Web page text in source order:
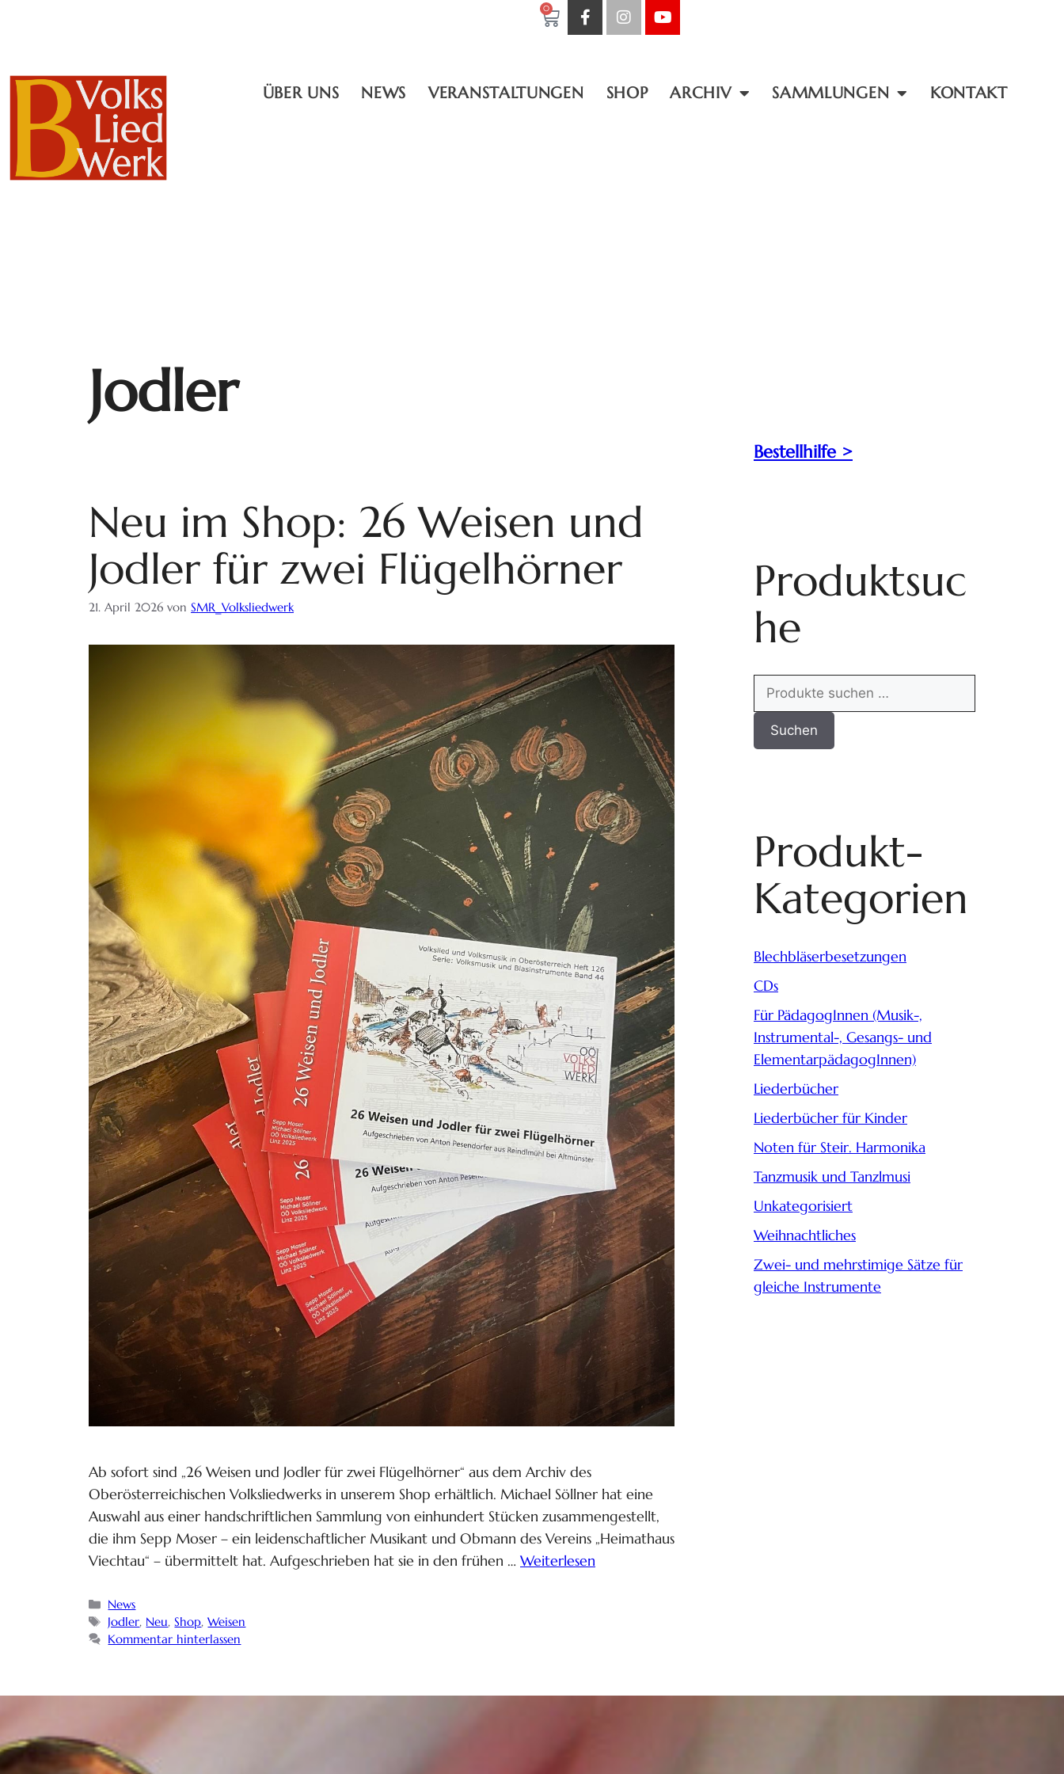
0
ÜBER UNS NEWS VERANSTALTUNGEN SHOP ARCHIV SAMMLUNGEN KONTAKT
Jodler
Neu im Shop: 26 Weisen und
Jodler für zwei Flügelhörner
21. April 2026 von SMR_Volksliedwerk
Ab sofort sind „26 Weisen und Jodler für zwei Flügelhörner“ aus dem Archiv des
Oberösterreichischen Volksliedwerks in unserem Shop erhältlich. Michael Söllner hat eine
Auswahl aus einer handschriftlichen Sammlung von einhundert Stücken zusammengestellt,
die ihm Sepp Moser – ein leidenschaftlicher Musikant und Obmann des Vereins „Heimathaus
Viechtau“ – übermittelt hat. Aufgeschrieben hat sie in den frühen … Weiterlesen
News
Jodler, Neu,Shop,Weisen
Kommentar hinterlassen
Bestellhilfe >
Produktsuc
he
Suchen
Produkt-
Kategorien
Blechbläserbesetzungen
CDs
Für PädagogInnen (Musik-,
Instrumental-, Gesangs- und
ElementarpädagogInnen)
Liederbücher
Liederbücher für Kinder
Noten für Steir. Harmonika
Tanzmusik und Tanzlmusi
Unkategorisiert
Weihnachtliches
Zwei- und mehrstimige Sätze für
gleiche Instrumente